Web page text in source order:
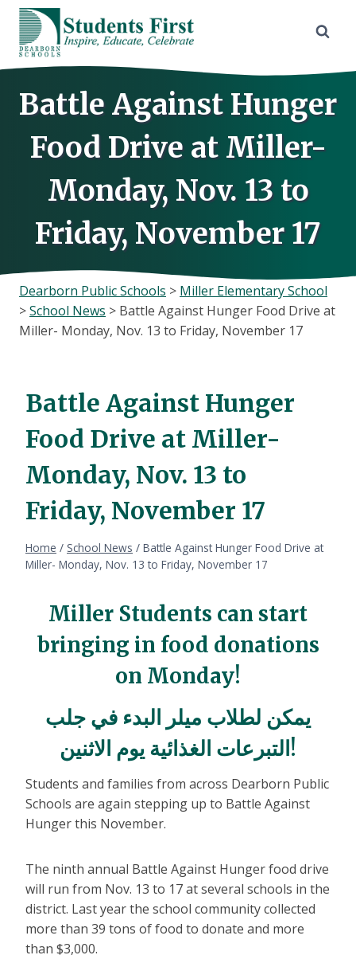
Skip
content
Battle Against Hunger
Food Drive at Miller-
Monday, Nov. 13 to
Friday, November 17
Dearborn Public Schools > Miller Elementary School
>School News > Battle Against Hunger Food Drive at
Miller- Monday, Nov. 13 to Friday, November 17
Battle Against Hunger
Food Drive at Miller-
Monday, Nov. 13 to
Friday, November 17
Home / School News / Battle Against Hunger Food Drive at
Miller- Monday, Nov. 13 to Friday, November 17
Miller Students can start
bringing in food donations
on Monday!
يمكن لطلاب ميلر البدء في جلب
التبرعات الغذائية يوم الاثنين!
Students and families from across Dearborn Public
Schools are again stepping up to Battle Against
Hunger this November.
The ninth annual Battle Against Hunger food drive
will run from Nov. 13 to 17 at several schools in the
district. Last year the school community collected
more than 39 tons of food to donate and more
than $3,000.